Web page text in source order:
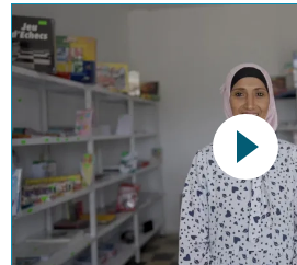
This link opens a
note the data protection